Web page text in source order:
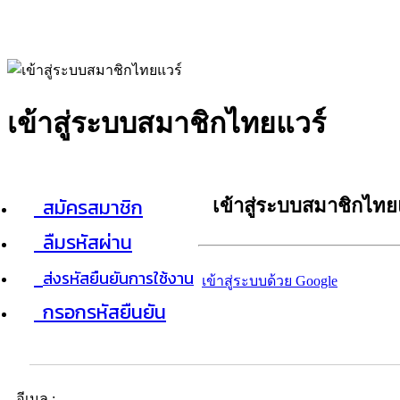
เข้าสู่ระบบสมาชิกไทยแวร์
สมัครสมาชิก
ลืมรหัสผ่าน
ส่งรหัสยืนยันการใช้งาน
กรอกรหัสยืนยัน
เข้าสู่ระบบสมาชิกไท
เข้าสู่ระบบด้วย Google